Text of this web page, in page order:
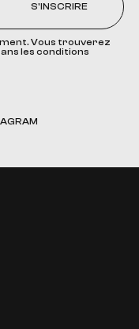
S'INSCRIRE
Vous trouverez
les conditions